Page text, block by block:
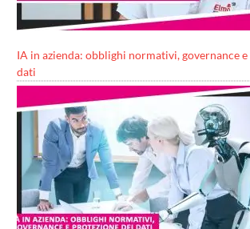
IA in azienda: obblighi normativi, governance
dati